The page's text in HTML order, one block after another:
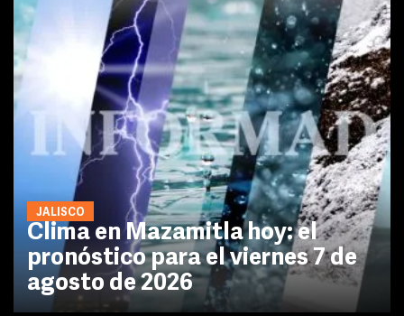
JALISCO
Clima en Mazamitla hoy: el
pronóstico para el viernes 7 de
agosto de 2026